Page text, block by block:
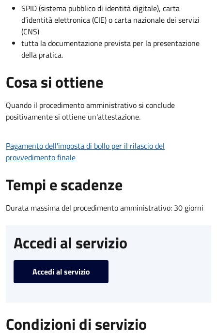
SPID (sistema pubblico di identità digitale), carta
d’identità elettronica (CIE) o carta nazionale dei servizi
(CNS)
tutta la documentazione prevista per la presentazione
della pratica.
Cosa si ottiene
Quando il procedimento amministrativo si conclude
positivamente si ottiene un'attestazione.
Pagamento dell'imposta di bollo per il rilascio del
provvedimento finale
Tempi e scadenze
Durata massima del procedimento amministrativo: 30 giorni
Accedi al servizio
Accedi al servizio
Condizioni di servizio